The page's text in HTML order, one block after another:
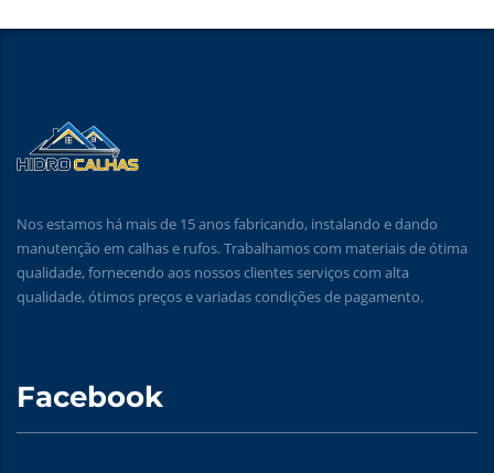
Nos estamos há mais de 15 anos fabricando, instalando e dando
manutenção em calhas e rufos. Trabalhamos com materiais de ótima
qualidade, fornecendo aos nossos clientes serviços com alta
qualidade, ótimos preços e variadas condições de pagamento.
Facebook